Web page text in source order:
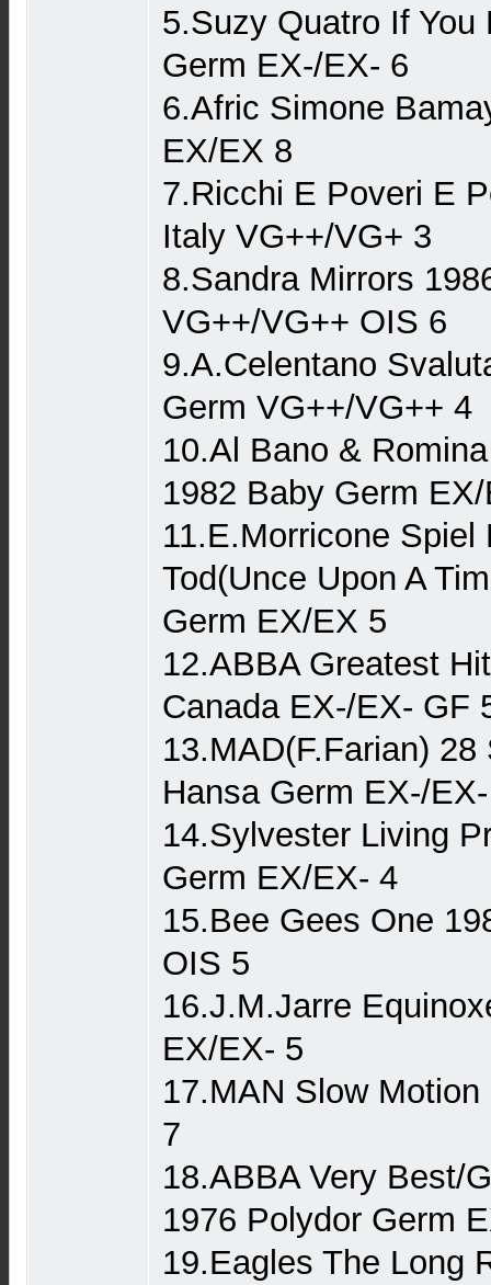
5.Suzy Quatro If
Germ EX-/EX- 6
6.Afric Simone
EX/EX 8
7.Ricchi E Poveri E
Italy VG++/VG+ 3
8.Sandra Mirrors
VG++/VG++ OIS 6
9.A.Celentano
Germ VG++/VG++ 4
10.Al Bano &
1982 Baby Germ
11.E.Morricone
Tod(Unce Upon A
Germ EX/EX 5
12.ABBA Greatest
Canada EX-/EX- GF
13.MAD(F.Farian)
Hansa Germ EX-/
14.Sylvester Living
Germ EX/EX- 4
15.Bee Gees One
OIS 5
16.J.M.Jarre
EX/EX- 5
17.MAN Slow
7
18.ABBA Very Best/
1976 Polydor Germ
19.Eagles The Long